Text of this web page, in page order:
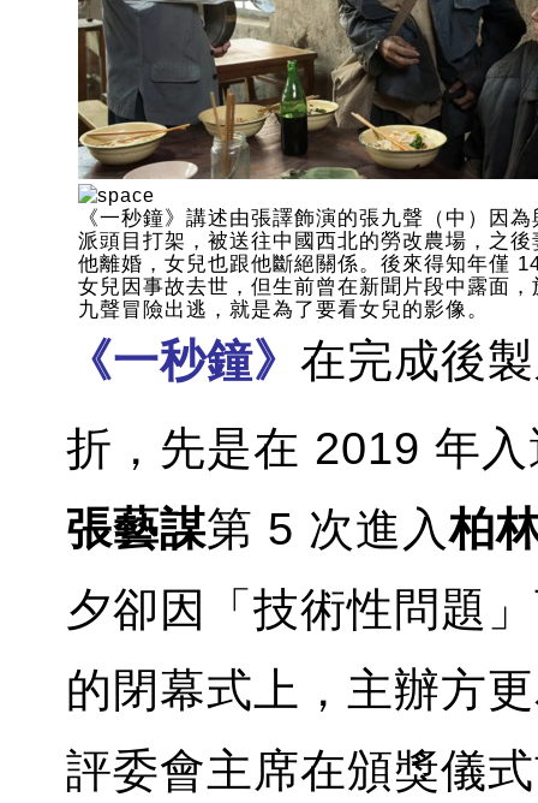
《一秒鐘》講述由張譯飾演的張九聲（中）因
派頭目打架，被送往中國西北的勞改農場，之後
他離婚，女兒也跟他斷絕關係。後來得知年僅
女兒因事故去世，但生前曾在新聞片段中露面，
九聲冒險出逃，就是為了要看女兒的影像。
《一秒鐘》 在完成後
折，先是在 2019 年
張藝謀第 5 次進入柏
夕卻因「技術性問題
的閉幕式上，主辦方
評委會主席在頒獎儀